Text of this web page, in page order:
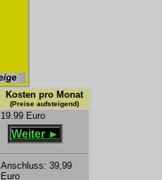
Kosten pro Monat
(Preise aufsteigend)
19.99 Euro
Weiter ►
Anschluss: 39,99
Euro